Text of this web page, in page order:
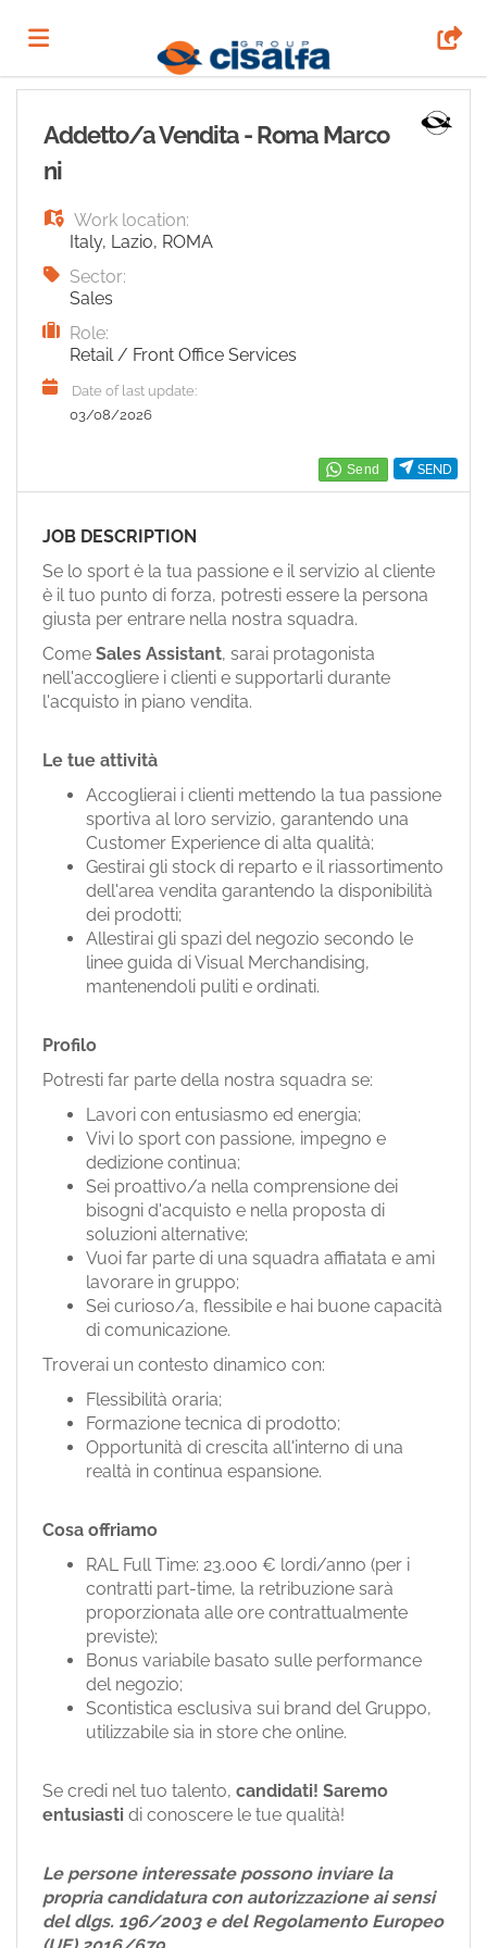
your
CV
Login
Language
EN
FR
DE
ES
PT
SEND
Addetto/a Vendita - Roma Marco
ni
Work location:
Italy, Lazio, ROMA
Sector:
Sales
Role:
Retail / Front Office Services
Date of last update:
03/08/2026
JOB DESCRIPTION
Se lo sport è la tua passione e il servizio al cliente
è il tuo punto di forza, potresti essere la persona
giusta per entrare nella nostra squadra.
Come Sales Assistant, sarai protagonista
nell'accogliere i clienti e supportarli durante
l'acquisto in piano vendita.
Le tue attività
Accoglierai i clienti mettendo la tua passione
sportiva al loro servizio, garantendo una
Customer Experience di alta qualità;
Gestirai gli stock di reparto e il riassortimento
dell'area vendita garantendo la disponibilità
dei prodotti;
Allestirai gli spazi del negozio secondo le
linee guida di Visual Merchandising,
mantenendoli puliti e ordinati.
Profilo
Potresti far parte della nostra squadra se:
Lavori con entusiasmo ed energia;
Vivi lo sport con passione, impegno e
dedizione continua;
Sei proattivo/a nella comprensione dei
bisogni d'acquisto e nella proposta di
soluzioni alternative;
Vuoi far parte di una squadra affiatata e ami
lavorare in gruppo;
Sei curioso/a, flessibile e hai buone capacità
di comunicazione.
Troverai un contesto dinamico con:
Flessibilità oraria;
Formazione tecnica di prodotto;
Opportunità di crescita all'interno di una
realtà in continua espansione.
Cosa offriamo
RAL Full Time: 23.000 € lordi/anno (per i
contratti part-time, la retribuzione sarà
proporzionata alle ore contrattualmente
previste);
Bonus variabile basato sulle performance
del negozio;
Scontistica esclusiva sui brand del Gruppo,
utilizzabile sia in store che online.
Se credi nel tuo talento, candidati! Saremo
entusiasti di conoscere le tue qualità!
Le persone interessate possono inviare la
propria candidatura con autorizzazione ai sensi
del dlgs. 196/2003 e del Regolamento Europeo